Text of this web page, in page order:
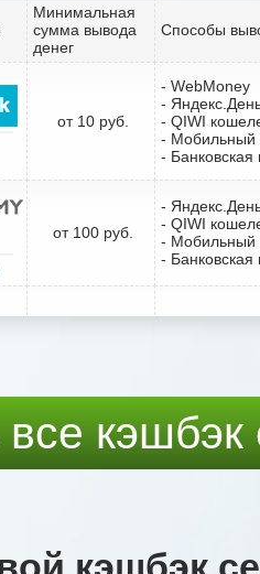
Минимальная
сумма вывода
денег
Способы
от 10 руб.
- WebMoney
-
- QIWI
- Мобильный
- Банковская
от 100 руб.
-
- QIWI
- Мобильный
- Банковская
все